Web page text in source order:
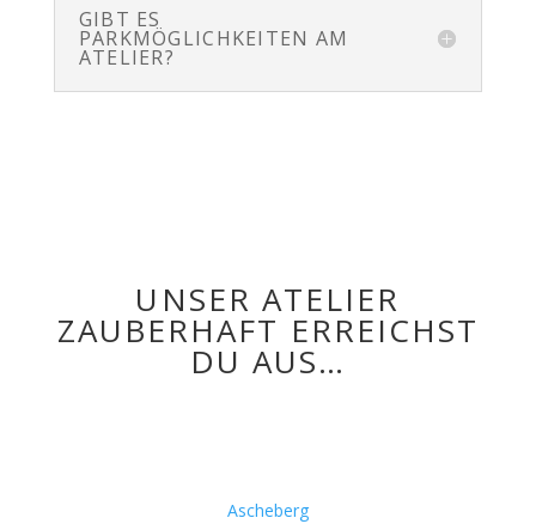
GIBT ES
PARKMÖGLICHKEITEN AM
ATELIER?
UNSER ATELIER
ZAUBERHAFT ERREICHST
DU AUS…
Ascheberg